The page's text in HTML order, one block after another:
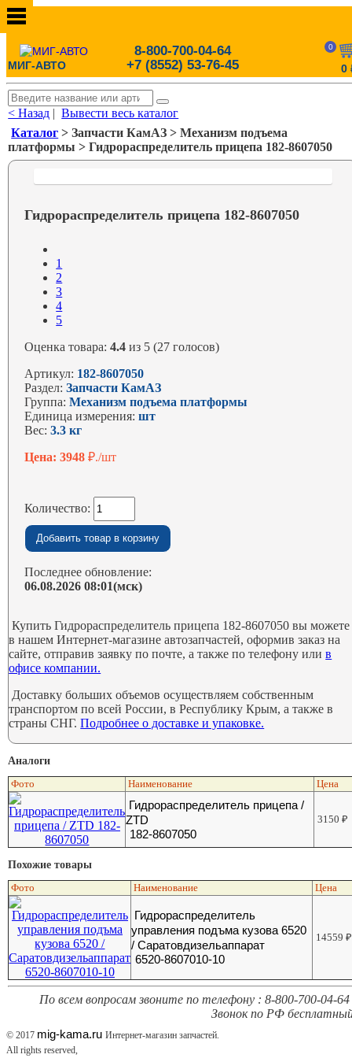
МИГ-АВТО
8-800-700-04-64
+7 (8552) 53-76-45
0
0
< Назад |Вывести весь каталог
Каталог > Запчасти КамАЗ > Механизм подъема
платформы > Гидрораспределитель прицепа 182-8607050
Гидрораспределитель прицепа 182-8607050
1
2
3
4
5
Оценка товара:4.4 из 5 (27 голосов)
Артикул: 182-8607050
Раздел:Запчасти КамАЗ
Группа:Механизм подъема платформы
Единица измерения:шт
Вес:3.3 кг
Цена: 3948₽./шт
Количество:
Последнее обновление:
06.08.2026 08:01(мск)
Купить Гидрораспределитель прицепа 182-8607050 вы можете
в нашем Интернет-магазине автозапчастей, оформив заказ на
сайте, отправив заявку по почте, а также по телефону илив
офисе компании.
Доставку больших объемов осуществляем собственным
транспортом по всей России, в Республику Крым, а также в
страны СНГ.Подробнее о доставке и упаковке.
Аналоги
Фото Наименование Цена
Гидрораспределитель прицепа /
ZTD
182-8607050
3150₽
Похожие товары
Фото Наименование Цена
Гидрораспределитель
управления подъма кузова 6520
/ Саратовдизельаппарат
6520-8607010-10
14559₽
По всем вопросам звоните по телефону : 8-800-700-04-64
Звонок по РФ
© 2017 mig-kama.ru Интернет-магазин запчастей.
All rights reserved,